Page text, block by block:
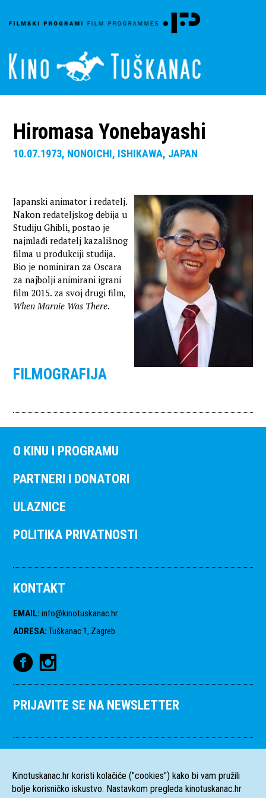
Hiromasa Yonebayashi
10.07.1973, NONOICHI, ISHIKAWA, JAPAN
Japanski animator i redatelj.
Nakon redateljskog debija u
Studiju Ghibli, postao je
najmlađi redatelj kazališnog
filma u produkciji studija.
Bio je nominiran za Oscara
za najbolji animirani igrani
film 2015. za svoj drugi film,
When Marnie Was There.
FILMOGRAFIJA
O KINU I PROGRAMU
PARTNERI I DONATORI
ULAZNICE
POLITIKA PRIVATNOSTI
KONTAKT
EMAIL: info@kinotuskanac.hr
ADRESA: Tuškanac 1, Zagreb
PRIJAVITE SE NA NEWSLETTER
Kinotuskanac.hr koristi kolačiće ("cookies") kako bi vam pružili
bolje korisničko iskustvo. Nastavkom pregleda kinotuskanac.hr